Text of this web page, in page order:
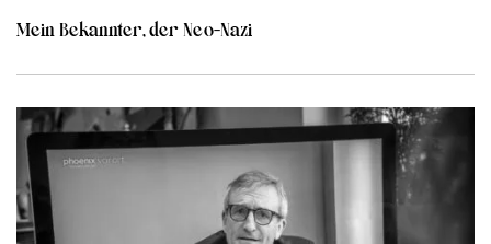
Mein Bekannter, der Neo-Nazi